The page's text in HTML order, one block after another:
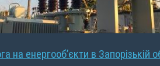
на енергооб’єкти в Запорізькій